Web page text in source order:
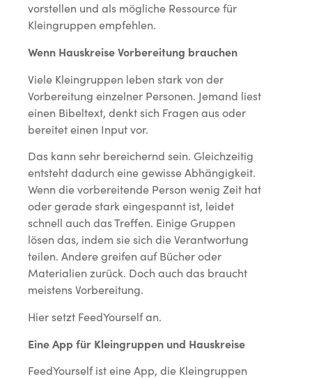
vorstellen und als mögliche Ressource für
Kleingruppen empfehlen.
Wenn Hauskreise Vorbereitung brauchen
Viele Kleingruppen leben stark von der
Vorbereitung einzelner Personen. Jemand liest
einen Bibeltext, denkt sich Fragen aus oder
bereitet einen Input vor.
Das kann sehr bereichernd sein. Gleichzeitig
entsteht dadurch eine gewisse Abhängigkeit.
Wenn die vorbereitende Person wenig Zeit hat
oder gerade stark eingespannt ist, leidet
schnell auch das Treffen. Einige Gruppen
lösen das, indem sie sich die Verantwortung
teilen. Andere greifen auf Bücher oder
Materialien zurück. Doch auch das braucht
meistens Vorbereitung.
Hier setzt FeedYourself an.
Eine App für Kleingruppen und Hauskreise
FeedYourself ist eine App, die Kleingruppen